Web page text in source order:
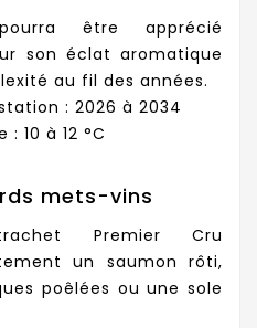
être apprécié
son éclat aromatique
au fil des années.
: 2026 à 2034
10 à 12 °C
mets-vins
Premier Cru
un saumon rôti,
poêlées ou une sole